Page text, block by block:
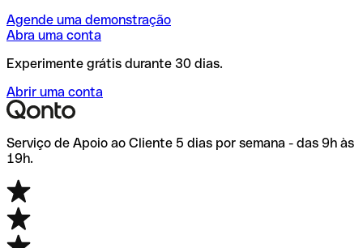
Agende uma demonstração
Abra uma conta
Experimente grátis durante 30 dias.
Abrir uma conta
Serviço de Apoio ao Cliente 5 dias por semana - das 9h às
19h.